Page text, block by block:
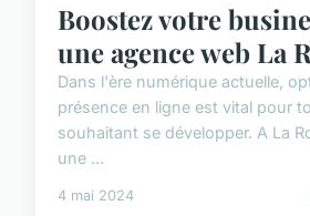
Boostez votre
une agence web La
Dans l'ère numérique actuelle,
présence en ligne est vital pour
souhaitant se développer. A La
une ...
4 mai 2024